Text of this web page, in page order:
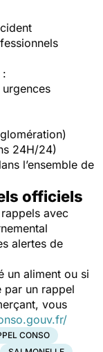
:
24H/24)
l’ensemble de
officiels
avec
alertes de
un aliment ou si
par un rappel
vous
CONSO